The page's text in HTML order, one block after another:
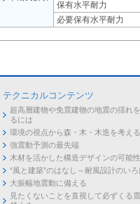
保有水平耐力
必要保有水平耐力
テクニカルコンテンツ
超高層建物や免震建物の地震の揺れ
るには
環境の視点から森・木・木造を考える
強震動予測の最先端
木材を活かした構造デザインの可能性
“風と建築”のはなし～耐風設計のいろ
大振幅地震動に備える
見たくないことを直視して必ずくる